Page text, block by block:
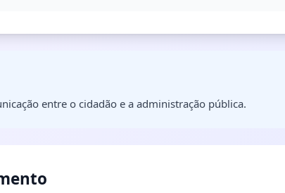
entre o cidadão e a administração pública.